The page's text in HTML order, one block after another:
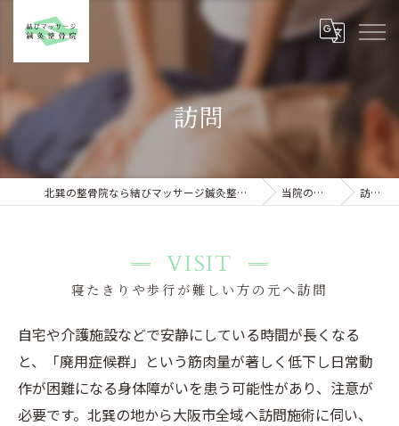
訪問
北巽の整骨院なら結びマッサージ鍼灸整骨院 当院の特徴 訪問
寝たきりや歩行が難しい方の元へ訪問
VISIT
自宅や介護施設などで安静にしている時間が長くなる
と、「廃用症候群」という筋肉量が著しく低下し日常動
作が困難になる身体障がいを患う可能性があり、注意が
必要です。北巽の地から大阪市全域へ訪問施術に伺い、